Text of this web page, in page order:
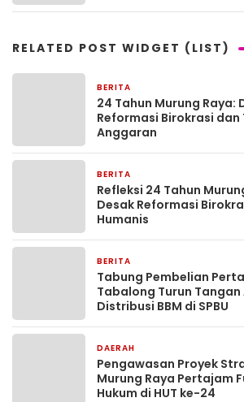
RELATED POST WIDGET (LIST)
BERITA
24 Tahun Murung Raya:
Reformasi Birokrasi
Anggaran
BERITA
Refleksi 24 Tahun
Desak Reformasi
Humanis
BERITA
Tabung Pembelian
Tabalong Turun Tangan
Distribusi BBM di SPBU
DAERAH
Pengawasan Proyek
Murung Raya Pertajam
Hukum di HUT ke-24